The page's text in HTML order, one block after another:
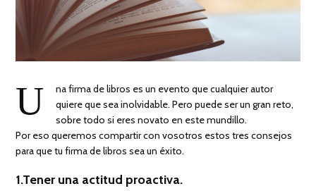
U
na firma de libros es un evento que cualquier autor
quiere que sea inolvidable. Pero puede ser un gran reto,
sobre todo si eres novato en este mundillo.
Por eso queremos compartir con vosotros estos tres consejos
para que tu firma de libros sea un éxito.
1.Tener una actitud proactiva.